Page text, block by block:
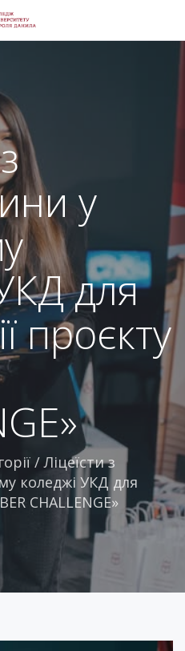
у
для
проєкту
/Ліцеїсти з
коледжі УКД для
CHALLENGE»